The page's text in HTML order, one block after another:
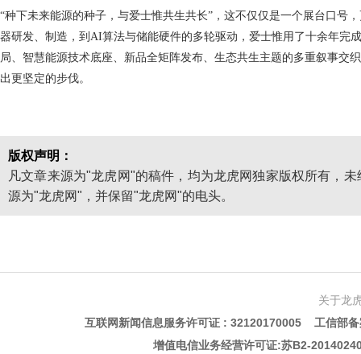
“种下未来能源的种子，与爱士惟共生共长”，这不仅仅是一个展台口号
器研发、制造，到AI算法与储能硬件的多轮驱动，爱士惟用了十余年完
局、智慧能源技术底座、新品全矩阵发布、生态共生主题的多重叙事交
出更坚定的步伐。
版权声明：
凡文章来源为"龙虎网"的稿件，均为龙虎网独家版权所有，
源为"龙虎网"，并保留"龙虎网"的电头。
关于龙
互联网新闻信息服务许可证 : 32120170005 工信部
增值电信业务经营许可证:苏B2-